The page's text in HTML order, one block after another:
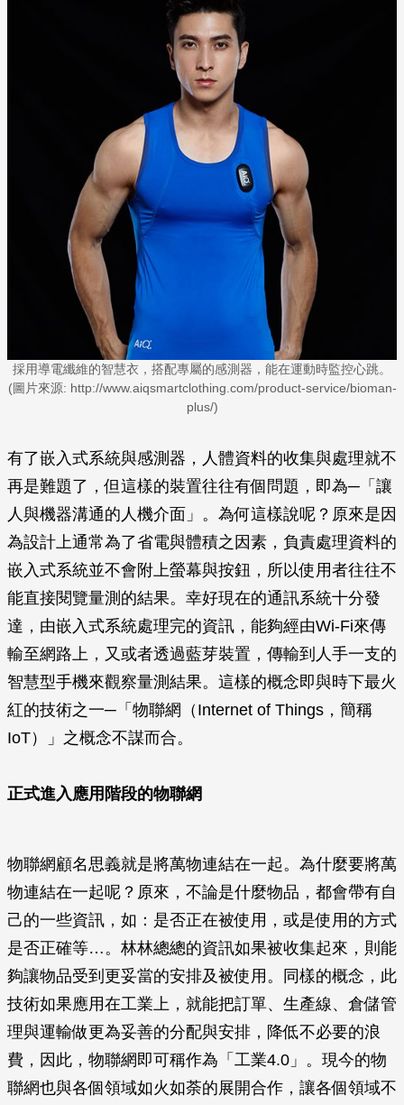
採用導電纖維的智慧衣，搭配專屬的感測器，能在運動時監控心跳。
(圖片來源: http://www.aiqsmartclothing.com/product-service/bioman-
plus/)
有了嵌入式系統與感測器，人體資料的收集與處理就不
再是難題了，但這樣的裝置往往有個問題，即為─「讓
人與機器溝通的人機介面」。為何這樣說呢？原來是因
為設計上通常為了省電與體積之因素，負責處理資料的
嵌入式系統並不會附上螢幕與按鈕，所以使用者往往不
能直接閱覽量測的結果。幸好現在的通訊系統十分發
達，由嵌入式系統處理完的資訊，能夠經由Wi-Fi來傳
輸至網路上，又或者透過藍芽裝置，傳輸到人手一支的
智慧型手機來觀察量測結果。這樣的概念即與時下最火
紅的技術之一─「物聯網（Internet of Things，簡稱
IoT）」之概念不謀而合。
正式進入應用階段的物聯網
物聯網顧名思義就是將萬物連結在一起。為什麼要將萬
物連結在一起呢？原來，不論是什麼物品，都會帶有自
己的一些資訊，如：是否正在被使用，或是使用的方式
是否正確等…。林林總總的資訊如果被收集起來，則能
夠讓物品受到更妥當的安排及被使用。同樣的概念，此
技術如果應用在工業上，就能把訂單、生產線、倉儲管
理與運輸做更為妥善的分配與安排，降低不必要的浪
費，因此，物聯網即可稱作為「工業4.0」。現今的物
聯網也與各個領域如火如荼的展開合作，讓各個領域不